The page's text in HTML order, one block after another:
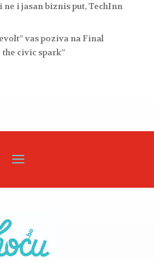
ne i jasan biznis put, TechInn
vas poziva na Final
civic spark”